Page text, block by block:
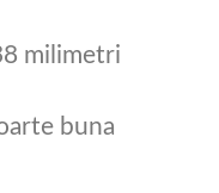
milimetri
buna